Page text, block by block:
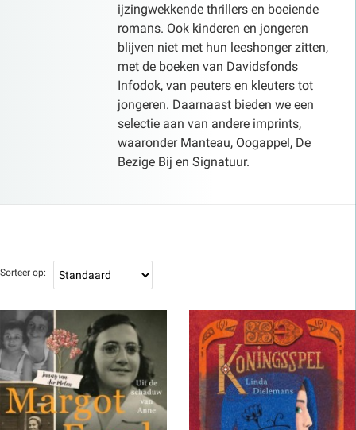
ijzingwekkende thrillers en boeiende
romans. Ook kinderen en jongeren
blijven niet met hun leeshonger zitten,
met de boeken van Davidsfonds
Infodok, van peuters en kleuters tot
jongeren. Daarnaast bieden we een
selectie aan van andere imprints,
waaronder Manteau, Oogappel, De
Bezige Bij en Signatuur.
Sorteer op: